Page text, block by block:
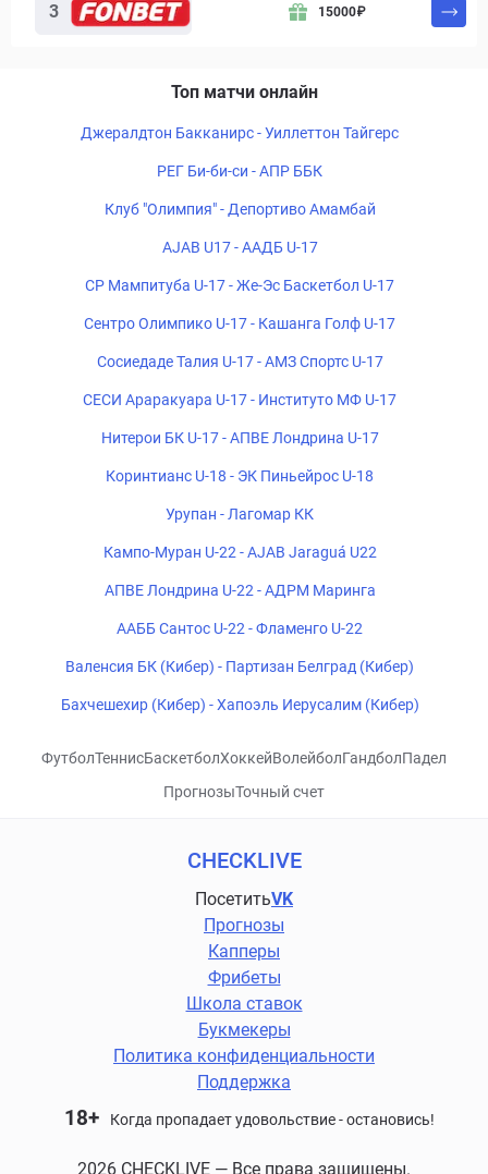
3 15000₽
Топ матчи онлайн
Джералдтон Бакканирс - Уиллеттон Тайгерс
РЕГ Би-би-си - АПР ББК
Клуб "Олимпия" - Депортиво Амамбай
AJAB U17 - ААДБ U-17
СР Мампитуба U-17 - Же-Эс Баскетбол U-17
Сентро Олимпико U-17 - Кашанга Голф U-17
Сосиедаде Талия U-17 - АМЗ Спортс U-17
СЕСИ Араракуара U-17 - Институто МФ U-17
Нитерои БК U-17 - АПВЕ Лондрина U-17
Коринтианс U-18 - ЭК Пиньейрос U-18
Урупан - Лагомар КК
Кампо-Муран U-22 - AJAB Jaraguá U22
АПВЕ Лондрина U-22 - АДРМ Маринга
ААББ Сантос U-22 - Фламенго U-22
Валенсия БК (Кибер) - Партизан Белград (Кибер)
Бахчешехир (Кибер) - Хапоэль Иерусалим (Кибер)
ФутболТеннисБаскетболХоккейВолейболГандболПадел
ПрогнозыТочный счет
CHECKLIVE
ПосетитьVK
Прогнозы
Капперы
Фрибеты
Школа ставок
Букмекеры
Политика конфиденциальности
Поддержка
18+ Когда пропадает удовольствие - остановись!
2026 CHECKLIVE — Все права защищены.